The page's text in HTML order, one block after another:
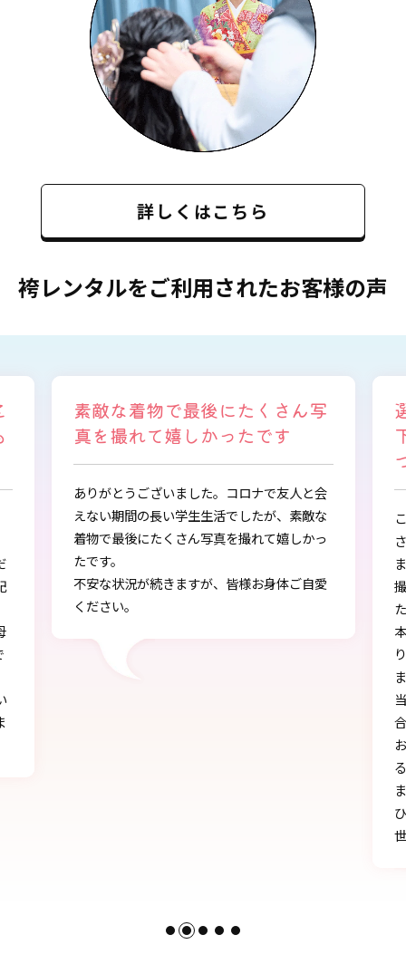
詳しくはこちら
袴レンタルをご利用されたお客様の声
写
と会
自愛
選ぶ時から色々と親身になって
下さり、自分に似合うものを見
つけることができました
この度は、とても素敵な着物・袴をご提供下
さりありがとうございました。
また、早朝からの着付、ヘアアレンジ、写真
撮影もしていただき、ありがとうございまし
た。